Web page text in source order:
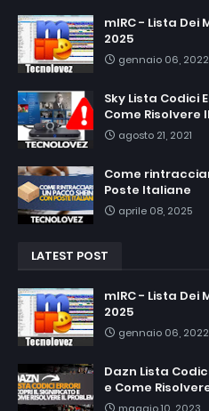
mIRC - Lista Dei
2025
gennaio 06, 2022
Sky Lista Codici
Come Risolvere
agosto 21, 2021
Come
Poste Italiane
aprile 08, 2025
LATEST POST
mIRC - Lista Dei
2025
gennaio 06, 2022
Dazn Lista
e Come
maggio 10, 2023